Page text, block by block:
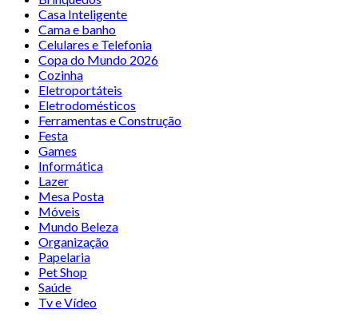
Casa Inteligente
Cama e banho
Celulares e Telefonia
Copa do Mundo 2026
Cozinha
Eletroportáteis
Eletrodomésticos
Ferramentas e Construção
Festa
Games
Informática
Lazer
Mesa Posta
Móveis
Mundo Beleza
Organização
Papelaria
Pet Shop
Saúde
Tv e Vídeo